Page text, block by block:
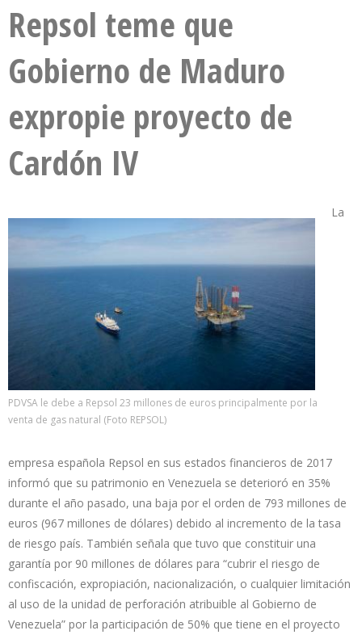
Repsol teme que
Gobierno de Maduro
expropie proyecto de
Cardón IV
PDVSA le debe a Repsol 23 millones de euros principalmente por la
venta de gas natural (Foto REPSOL)
La
empresa española Repsol en sus estados financieros de 2017
informó que su patrimonio en Venezuela se deterioró en 35%
durante el año pasado, una baja por el orden de 793 millones de
euros (967 millones de dólares) debido al incremento de la tasa
de riesgo país. También señala que tuvo que constituir una
garantía por 90 millones de dólares para “cubrir el riesgo de
confiscación, expropiación, nacionalización, o cualquier limitación
al uso de la unidad de perforación atribuible al Gobierno de
Venezuela” por la participación de 50% que tiene en el proyecto